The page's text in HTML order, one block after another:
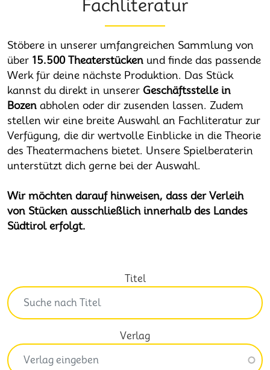
Fachliteratur
Stöbere in unserer umfangreichen Sammlung von
über 15.500 Theaterstücken und finde das passende
Werk für deine nächste Produktion. Das Stück
kannst du direkt in unserer Geschäftsstelle in
Bozen abholen oder dir zusenden lassen. Zudem
stellen wir eine breite Auswahl an Fachliteratur zur
Verfügung, die dir wertvolle Einblicke in die Theorie
des Theatermachens bietet. Unsere Spielberaterin
unterstützt dich gerne bei der Auswahl.
Wir möchten darauf hinweisen, dass der Verleih
von Stücken ausschließlich innerhalb des Landes
Südtirol erfolgt.
Titel
Verlag